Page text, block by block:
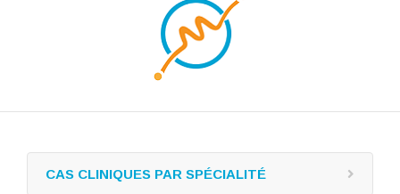
CAS CLINIQUES PAR SPÉCIALITÉ